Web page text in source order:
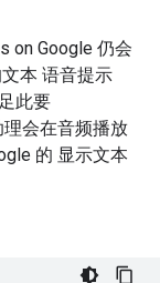
on Google 仍会
本 语音提示
此要
会在音频播放
的 显示文本